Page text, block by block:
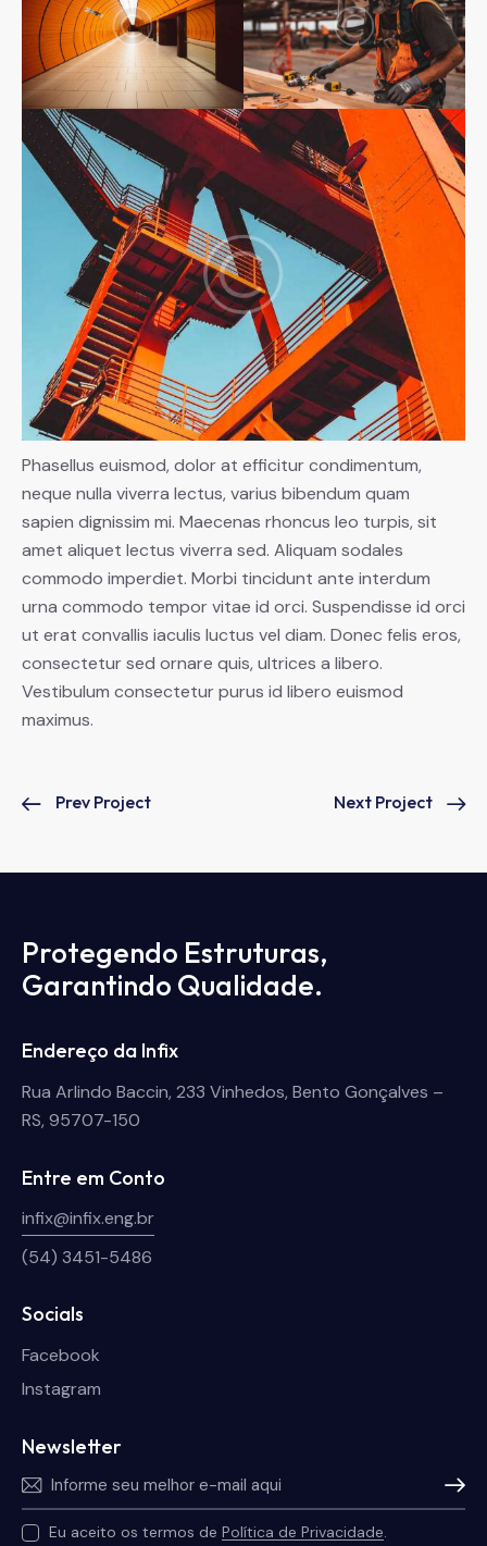
Phasellus euismod, dolor at efficitur condimentum,
neque nulla viverra lectus, varius bibendum quam
sapien dignissim mi. Maecenas rhoncus leo turpis, sit
amet aliquet lectus viverra sed. Aliquam sodales
commodo imperdiet. Morbi tincidunt ante interdum
urna commodo tempor vitae id orci. Suspendisse id orci
ut erat convallis iaculis luctus vel diam. Donec felis eros,
consectetur sed ornare quis, ultrices a libero.
Vestibulum consectetur purus id libero euismod
maximus.
Prev Project Next Project
Protegendo Estruturas,
Garantindo Qualidade.
Endereço da Infix
Rua Arlindo Baccin, 233 Vinhedos, Bento Gonçalves –
RS, 95707-150
Entre em Conto
infix@infix.eng.br
(54) 3451-5486
Socials
Facebook
Instagram
Newsletter
Eu aceito os termos de Política de Privacidade.